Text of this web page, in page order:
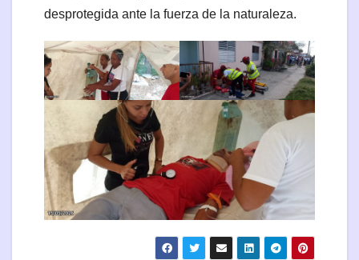
desprotegida ante la fuerza de la naturaleza.